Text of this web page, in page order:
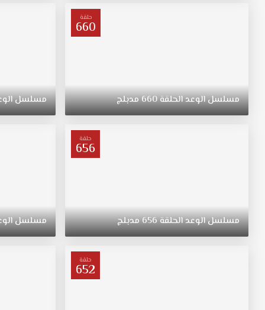
حلقة
660
مسلسلالوعدالحلقة660مدبلج مسلسل
حلقة
656
مسلسلالوعدالحلقة656مدبلج مسلسل
حلقة
652